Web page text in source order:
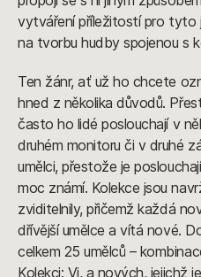
vytváření příležitostí pro
na tvorbu hudby spojenou s
Ten žánr, ať už ho chcete
hned z několika důvodů.
často ho lidé poslouchají v
druhém monitoru či v druhé
umělci, přestože je
moc známí. Kolekce jsou
zviditelnily, přičemž každá
dřívější umělce a vítá nové.
celkem 25 umělců –
Kolekci: Vi, a nových, jejichž